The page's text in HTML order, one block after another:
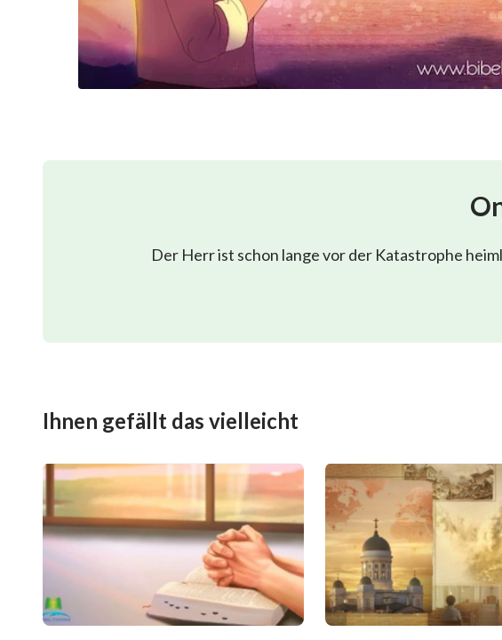
Der Herr ist schon lange vor der Katastrophe
Ihnen gefällt das vielleicht